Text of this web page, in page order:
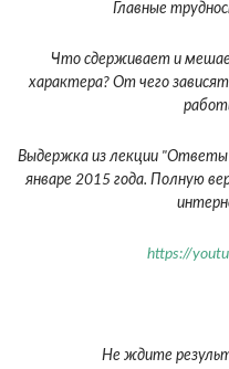
Главные
Что сдерживает и
характера? От чего
Выдержка из лекции "Ответы
январе 2015 года. Полную
https://
Не ждите